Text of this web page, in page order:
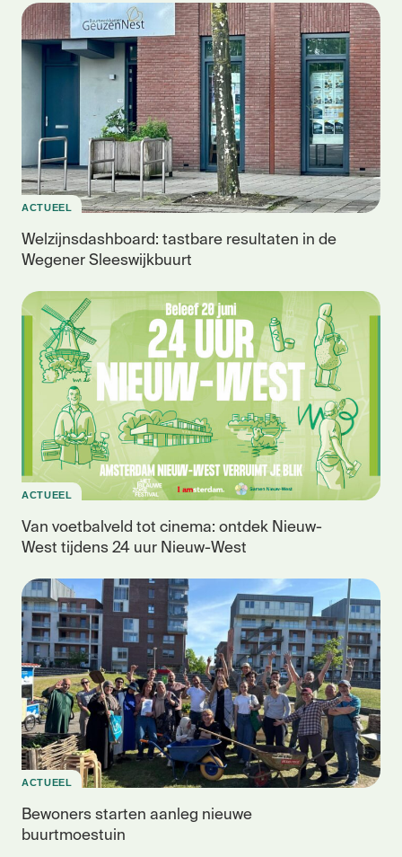
ACTUEEL
Welzijnsdashboard: tastbare resultaten in de
Wegener Sleeswijkbuurt
ACTUEEL
Van voetbalveld tot cinema: ontdek Nieuw-
West tijdens 24 uur Nieuw-West
ACTUEEL
Bewoners starten aanleg nieuwe
buurtmoestuin